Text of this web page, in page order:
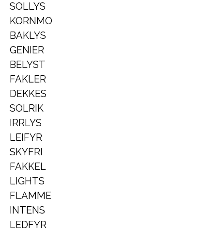
SOLLYS
KORNMO
BAKLYS
GENIER
BELYST
FAKLER
DEKKES
SOLRIK
IRRLYS
LEIFYR
SKYFRI
FAKKEL
LIGHTS
FLAMME
INTENS
LEDFYR